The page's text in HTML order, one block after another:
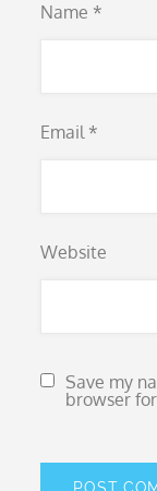
Name *
Email *
Website
Save my
browser